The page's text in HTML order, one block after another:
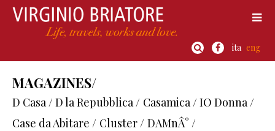
ita eng
MAGAZINES/
D Casa / D la Repubblica / Casamica / IO Donna /
Case da Abitare / Cluster / DAMnÂ° /